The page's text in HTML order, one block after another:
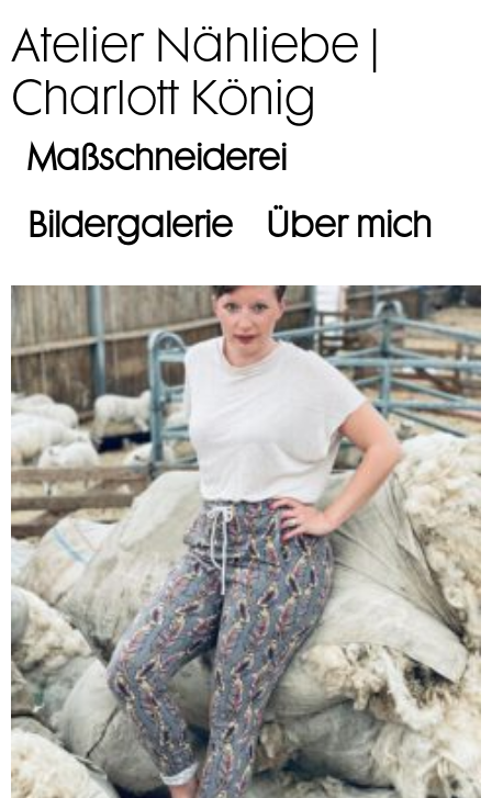
Atelier Nähliebe |
Charlott König
Maßschneiderei
Bildergalerie
Über mich